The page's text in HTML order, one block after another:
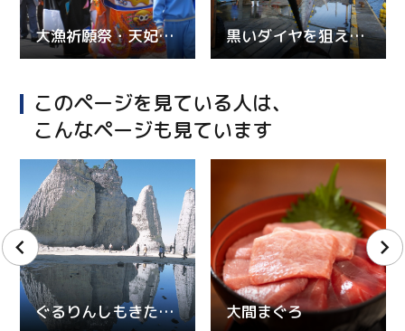
大漁祈願祭・天妃様行列 黒いダイヤを狙え！大間マグロ一本釣り体験
このページを見ている人は、
こんなページも見ています
ぐるりんしもきた観光ルートバス 大間まぐろ